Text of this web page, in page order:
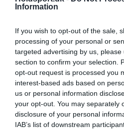
Information
If you wish to opt-out of the sale,
processing of your personal or
targeted advertising by us,
section to confirm your selection.
opt-out request is processed you
interest-based ads based on
us or personal information
your opt-out. You may separately
disclosure of your personal
IAB’s list of downstream
Om eventet
Herlev Ishockey Klub byder i
velkommen til Summer Hockey
2018
Vi har taget erfaringerne med fra
Camps (og mange vinter og
fantastiske dage med ishockey og